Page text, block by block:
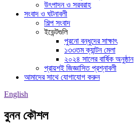
উৎপাদন ও সরবরাহ
সংবাদ ও ঘটনাবলী
শিল্প সংবাদ
ইভেন্টগুলি
পুরনো বন্ধুদের সাক্ষাৎ
১৩৩তম ক্যান্টন মেলা
২০২৪ সালের বার্ষিক অনুষ্ঠান
প্রায়শই জিজ্ঞাসিত প্রশ্নাবলী
আমাদের সাথে যোগাযোগ করুন
English
বুনন কৌশল